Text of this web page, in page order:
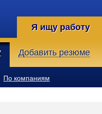
Я ищу работу
Добавить резюме
По компаниям